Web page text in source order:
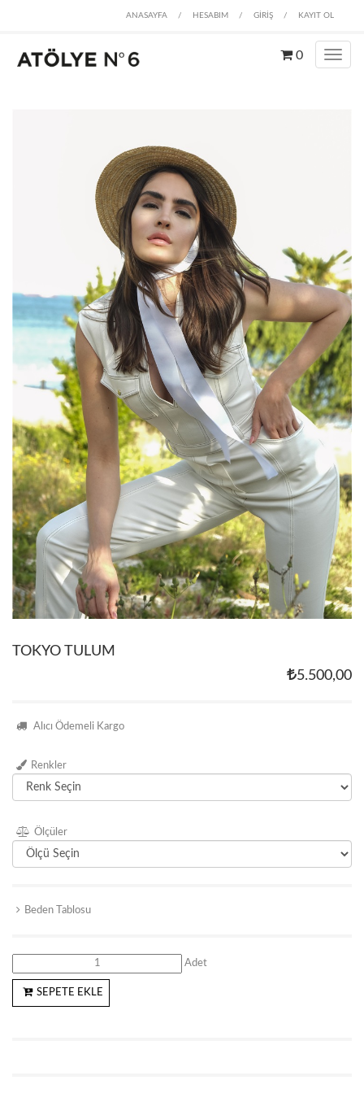
ANASAYFA / HESABIM / GİRİŞ / KAYIT OL
0
TOKYO TULUM
5.500,00
Alıcı Ödemeli Kargo
Renkler
Ölçüler
Beden Tablosu
Adet
SEPETE EKLE